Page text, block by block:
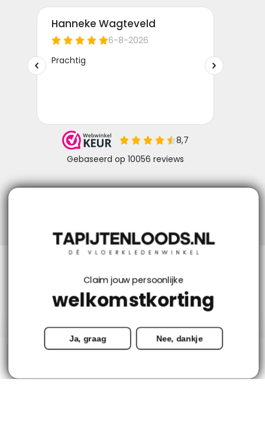
Mijn account
Contact
Claim jouw persoonlijke
welkomstkorting
Ja, graag Nee, dankje